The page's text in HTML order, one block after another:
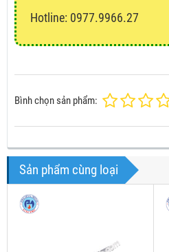
Hotline: 0977.9966.27
Bình chọn sản phẩm:
Sản phẩm cùng loại